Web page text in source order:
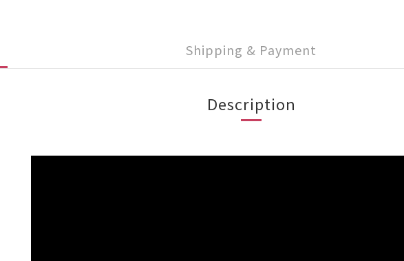
Shipping & Payment
Description